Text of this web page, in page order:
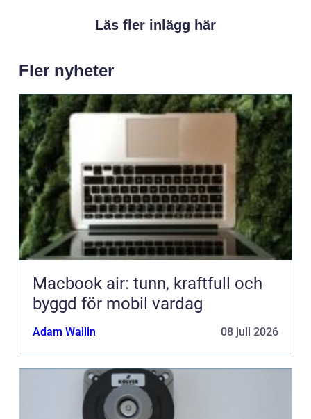
Läs fler inlägg här
Fler nyheter
Macbook air: tunn, kraftfull och
byggd för mobil vardag
Adam Wallin 08 juli 2026